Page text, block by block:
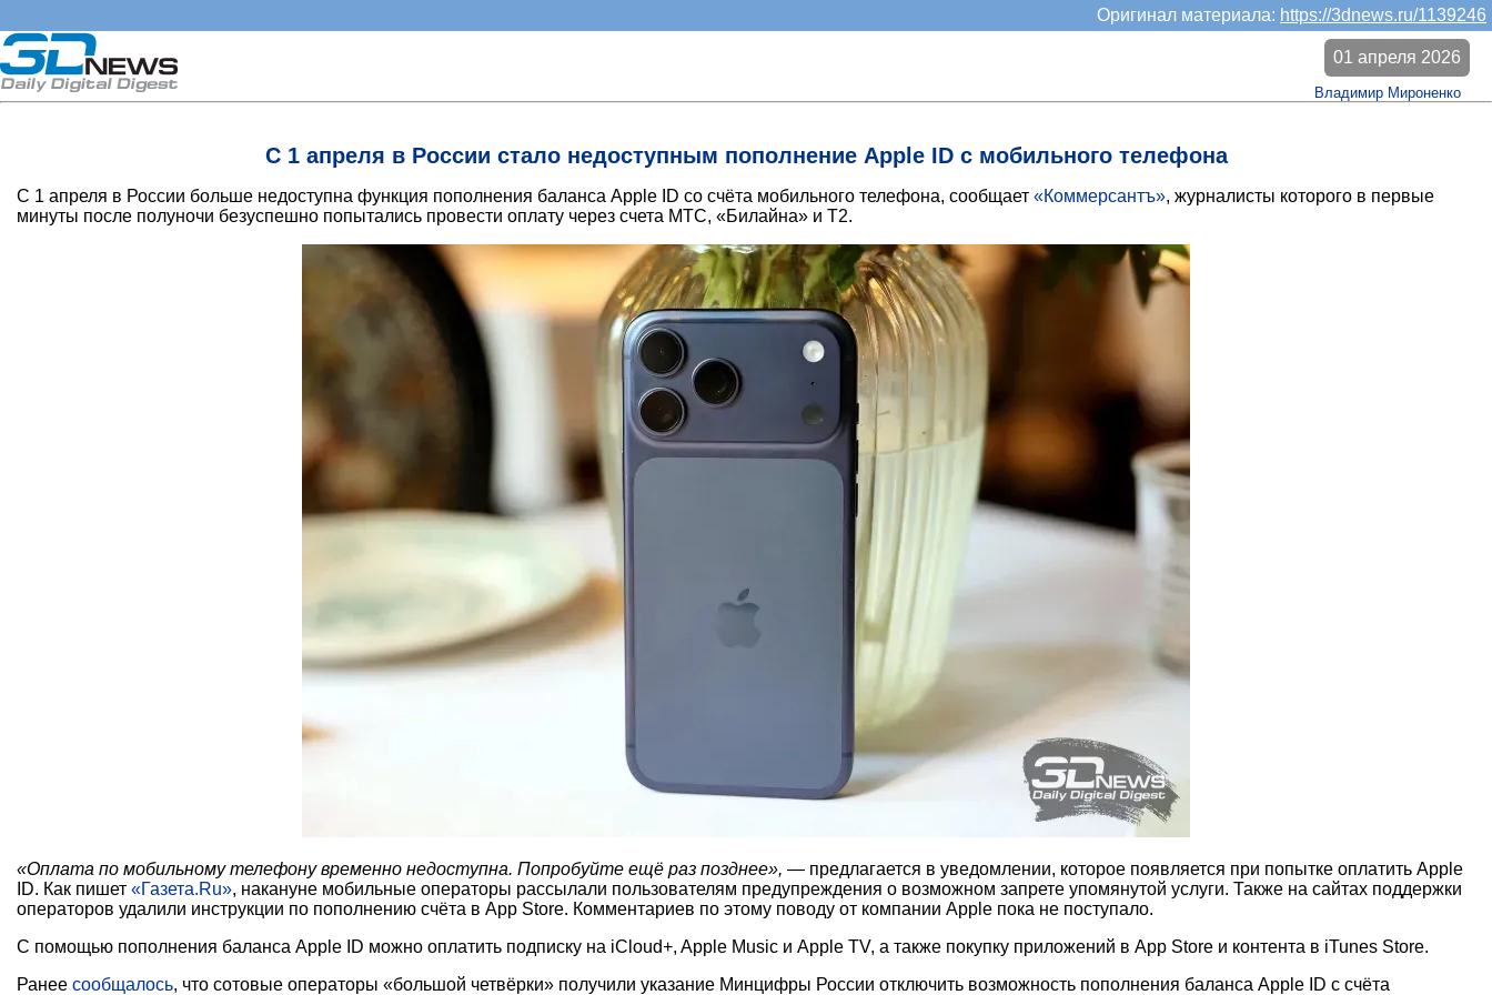
Оригинал материала: https://3dnews.ru/1139246
С 1 апреля в России стало недоступным пополнение Apple ID с мобильного телефона
01 апреля 2026
Владимир Мироненко
С 1 апреля в России больше недоступна функция пополнения баланса Apple ID со счёта мобильного телефона, сообщает «Коммерсантъ», журналисты которого в первые
минуты после полуночи безуспешно попытались провести оплату через счета МТС, «Билайна» и T2.
«Оплата по мобильному телефону временно недоступна. Попробуйте ещё раз позднее», — предлагается в уведомлении, которое появляется при попытке оплатить Apple
ID. Как пишет «Газета.Ru», накануне мобильные операторы рассылали пользователям предупреждения о возможном запрете упомянутой услуги. Также на сайтах поддержки
операторов удалили инструкции по пополнению счёта в App Store. Комментариев по этому поводу от компании Apple пока не поступало.
С помощью пополнения баланса Apple ID можно оплатить подписку на iCloud+, Apple Music и Apple TV, а также покупку приложений в App Store и контента в iTunes Store.
Ранее сообщалось, что сотовые операторы «большой четвёрки» получили указание Минцифры России отключить возможность пополнения баланса Apple ID с счёта